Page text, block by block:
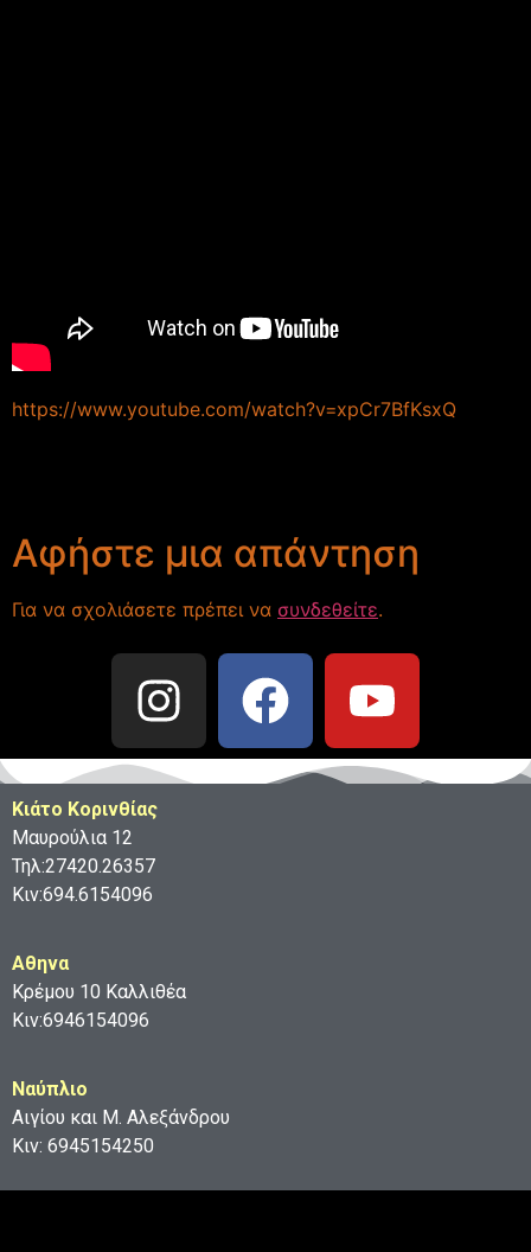
https://www.youtube.com/watch?v=xpCr7BfKsxQ
Αφήστε μια απάντηση
Για να σχολιάσετε πρέπει να συνδεθείτε.
Κιάτο Κορινθίας
Μαυρούλια 12
Τηλ:27420.26357
Κιν:694.6154096
Aθηνα
Κρέμου 10 Καλλιθέα
Κιν:6946154096
Ναύπλιο
Αιγίου και Μ. Αλεξάνδρου
Κιν: 6945154250